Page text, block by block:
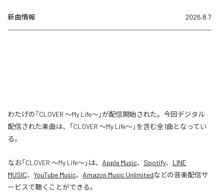
新曲情報 2026.8.7
わたげの「CLOVER ～My Life～」が配信開始された。今回デジタル
配信された楽曲は、「CLOVER ～My Life～」を含む全1曲となってい
る。
なお「CLOVER ～My Life～」は、 Apple Music、 Spotify、 LINE
MUSIC、 YouTube Music、 Amazon Music Unlimitedなどの音楽配信サ
ービスで聴くことができる。